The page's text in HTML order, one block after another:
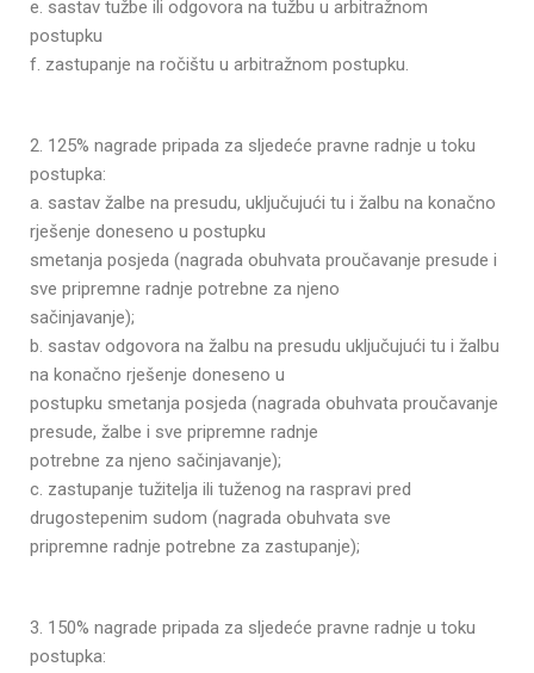
e. sastav tužbe ili odgovora na tužbu u arbitražnom
postupku
f. zastupanje na ročištu u arbitražnom postupku.
2. 125% nagrade pripada za sljedeće pravne radnje u toku
postupka:
a. sastav žalbe na presudu, uključujući tu i žalbu na konačno
rješenje doneseno u postupku
smetanja posjeda (nagrada obuhvata proučavanje presude i
sve pripremne radnje potrebne za njeno
sačinjavanje);
b. sastav odgovora na žalbu na presudu uključujući tu i žalbu
na konačno rješenje doneseno u
postupku smetanja posjeda (nagrada obuhvata proučavanje
presude, žalbe i sve pripremne radnje
potrebne za njeno sačinjavanje);
c. zastupanje tužitelja ili tuženog na raspravi pred
drugostepenim sudom (nagrada obuhvata sve
pripremne radnje potrebne za zastupanje);
3. 150% nagrade pripada za sljedeće pravne radnje u toku
postupka: